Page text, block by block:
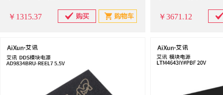
￥1315.37 ￥3671.12